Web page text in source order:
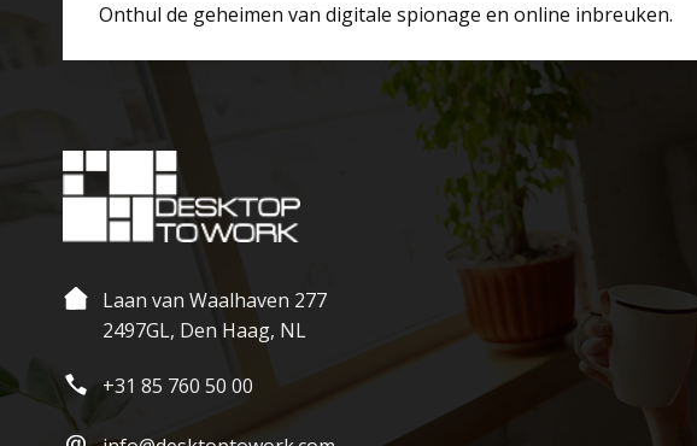
Onthul de geheimen van digitale spionage en online inbreuken.
Laan van Waalhaven 277
2497GL, Den Haag, NL
+31 85 760 50 00